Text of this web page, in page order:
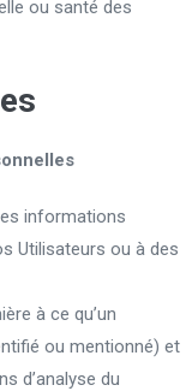
ou santé des
informations
Utilisateurs ou à des
à ce qu’un
ou mentionné) et
d’analyse du